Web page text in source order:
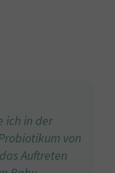
ich in der
von
Auftreten